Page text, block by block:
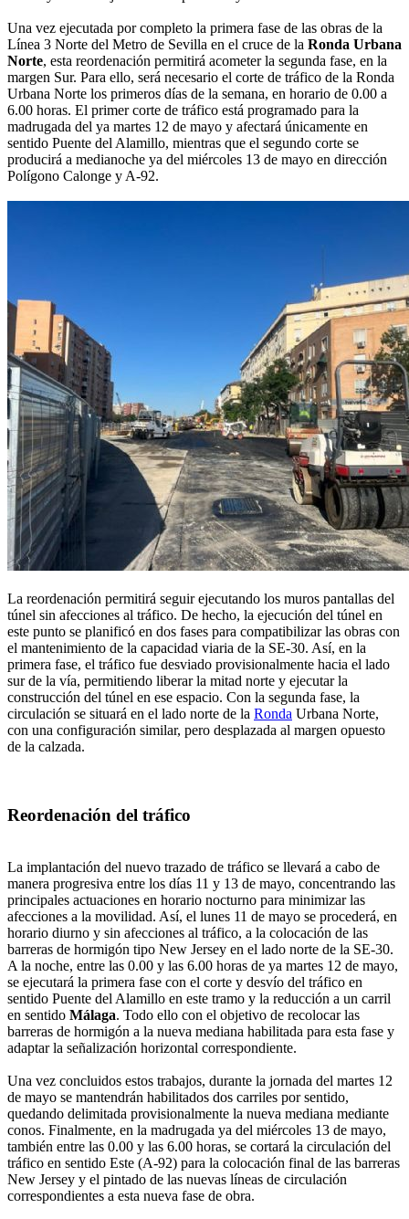
Una vez ejecutada por completo la primera fase de las obras de la
Línea 3 Norte del Metro de Sevilla en el cruce de la Ronda Urbana
Norte, esta reordenación permitirá acometer la segunda fase, en la
margen Sur. Para ello, será necesario el corte de tráfico de la Ronda
Urbana Norte los primeros días de la semana, en horario de 0.00 a
6.00 horas. El primer corte de tráfico está programado para la
madrugada del ya martes 12 de mayo y afectará únicamente en
sentido Puente del Alamillo, mientras que el segundo corte se
producirá a medianoche ya del miércoles 13 de mayo en dirección
Polígono Calonge y A-92.
La reordenación permitirá seguir ejecutando los muros pantallas del
túnel sin afecciones al tráfico. De hecho, la ejecución del túnel en
este punto se planificó en dos fases para compatibilizar las obras con
el mantenimiento de la capacidad viaria de la SE-30. Así, en la
primera fase, el tráfico fue desviado provisionalmente hacia el lado
sur de la vía, permitiendo liberar la mitad norte y ejecutar la
construcción del túnel en ese espacio. Con la segunda fase, la
circulación se situará en el lado norte de la Ronda Urbana Norte,
con una configuración similar, pero desplazada al margen opuesto
de la calzada.
Reordenación del tráfico
La implantación del nuevo trazado de tráfico se llevará a cabo de
manera progresiva entre los días 11 y 13 de mayo, concentrando las
principales actuaciones en horario nocturno para minimizar las
afecciones a la movilidad. Así, el lunes 11 de mayo se procederá, en
horario diurno y sin afecciones al tráfico, a la colocación de las
barreras de hormigón tipo New Jersey en el lado norte de la SE-30.
A la noche, entre las 0.00 y las 6.00 horas de ya martes 12 de mayo,
se ejecutará la primera fase con el corte y desvío del tráfico en
sentido Puente del Alamillo en este tramo y la reducción a un carril
en sentido Málaga. Todo ello con el objetivo de recolocar las
barreras de hormigón a la nueva mediana habilitada para esta fase y
adaptar la señalización horizontal correspondiente.
Una vez concluidos estos trabajos, durante la jornada del martes 12
de mayo se mantendrán habilitados dos carriles por sentido,
quedando delimitada provisionalmente la nueva mediana mediante
conos. Finalmente, en la madrugada ya del miércoles 13 de mayo,
también entre las 0.00 y las 6.00 horas, se cortará la circulación del
tráfico en sentido Este (A-92) para la colocación final de las barreras
New Jersey y el pintado de las nuevas líneas de circulación
correspondientes a esta nueva fase de obra.